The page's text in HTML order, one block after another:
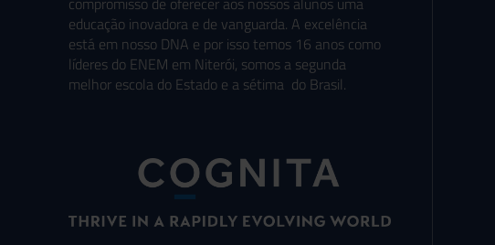
educação inovadora e de vanguarda. A excelência
está em nosso DNA e por isso temos 16 anos como
líderes do ENEM em Niterói, somos a segunda
melhor escola do Estado e a sétima do Brasil.